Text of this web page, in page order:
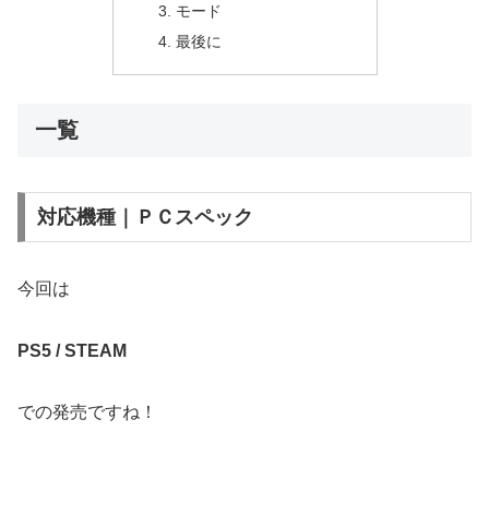
モード
最後に
一覧
対応機種｜ＰＣスペック
今回は
PS5 / STEAM
での発売ですね！